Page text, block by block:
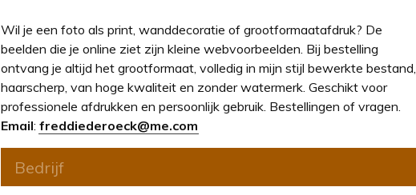
Wil je een foto als print, wanddecoratie of grootformaatafdruk? De
beelden die je online ziet zijn kleine webvoorbeelden. Bij bestelling
ontvang je altijd het grootformaat, volledig in mijn stijl bewerkte bestand,
haarscherp, van hoge kwaliteit en zonder watermerk. Geschikt voor
professionele afdrukken en persoonlijk gebruik. Bestellingen of vragen.
Email: freddiederoeck@me.com